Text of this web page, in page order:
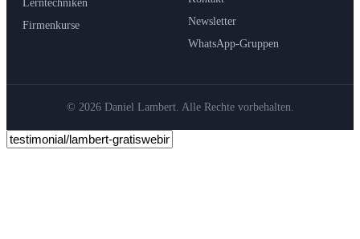
Lerntechniken
Firmenkurse
Newsletter
WhatsApp-Gruppen
© 2026 Daniel Lambert. Alle Rechte vorbehalten.